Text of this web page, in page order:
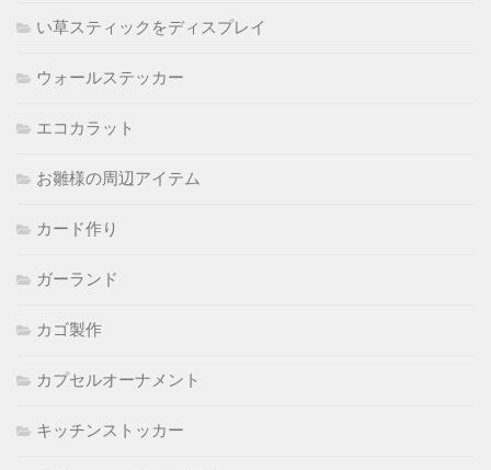
い草スティックをディスプレイ
ウォールステッカー
エコカラット
お雛様の周辺アイテム
カード作り
ガーランド
カゴ製作
カプセルオーナメント
キッチンストッカー